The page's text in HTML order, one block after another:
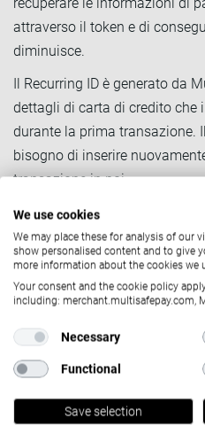
attraverso il token e di
diminuisce.
Il Recurring ID è generato da
dettagli di carta di credito che
durante la prima transazione.
bisogno di inserire
transazione in poi.
La tokenizzazione è
può essere utilizzata anche
aumentando la sicurezza del
acquisti ripetuti, influenzando
conversione online.
Su quale
PrestaShop
We use cookies
We may place these for analysis of our
show personalised content and to give
more information about the cookies we
Your consent and the cookie policy
including: merchant.multisafepay.com,
Necessary
Functional
Save selection